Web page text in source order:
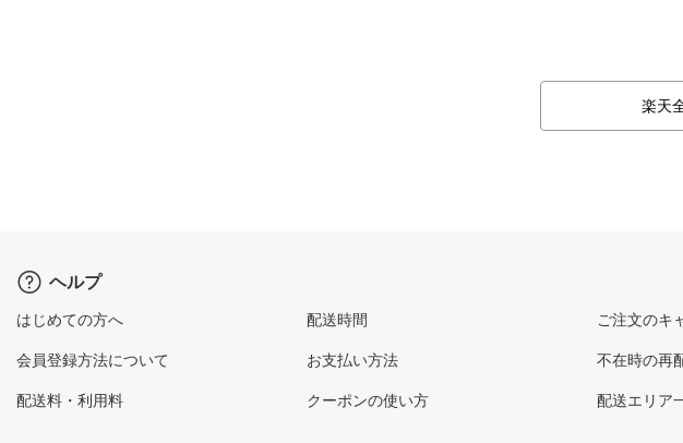
楽天
ヘルプ
はじめての方へ
会員登録方法について
配送料・利用料
配送時間
お支払い方法
クーポンの使い方
ご注文のキ
不在時の再
配送エリア